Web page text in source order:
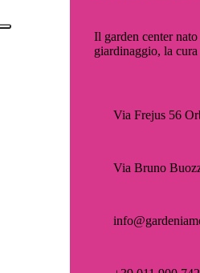
Il garden center
giardinaggio, la
Via Frejus 56
Via Bruno